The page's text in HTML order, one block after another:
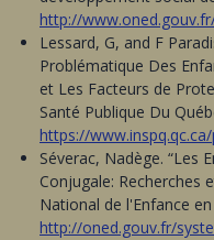
http://
Lessard, G, and F
Problématique Des
et Les Facteurs de
Santé Publique Du
https://
Séverac, Nadège. “Les
Conjugale: Recherches
National de l'Enfance
http://oned.gouv.fr/